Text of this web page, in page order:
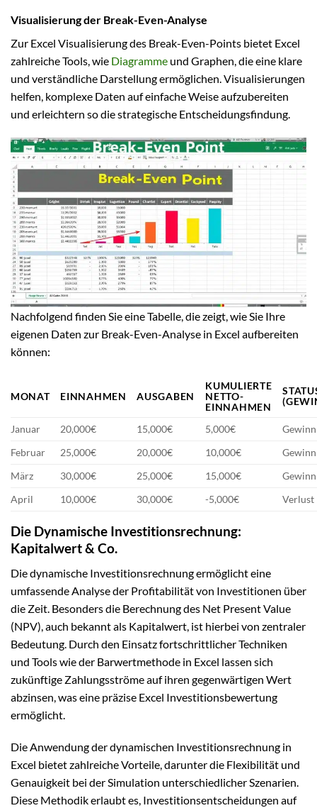
Visualisierung der Break-Even-Analyse
Zur Excel Visualisierung des Break-Even-Points bietet Excel
zahlreiche Tools, wie Diagramme und Graphen, die eine klare
und verständliche Darstellung ermöglichen. Visualisierungen
helfen, komplexe Daten auf einfache Weise aufzubereiten
und erleichtern so die strategische Entscheidungsfindung.
Nachfolgend finden Sie eine Tabelle, die zeigt, wie Sie Ihre
eigenen Daten zur Break-Even-Analyse in Excel aufbereiten
können:
MONAT EINNAHMEN AUSGABEN
KUMULIERTE
NETTO-
EINNAHMEN
Januar 20,000€ 15,000€ 5,000€
Gewinn
Februar
25,000€ 20,000€ 10,000€
Gewinn
März
30,000€ 25,000€ 15,000€
Gewinn
April
10,000€ 30,000€ -5,000€ Verlust
Die Dynamische Investitionsrechnung:
Kapitalwert & Co.
Die dynamische Investitionsrechnung ermöglicht eine
umfassende Analyse der Profitabilität von Investitionen über
die Zeit. Besonders die Berechnung des Net Present Value
(NPV), auch bekannt als Kapitalwert, ist hierbei von zentraler
Bedeutung. Durch den Einsatz fortschrittlicher Techniken
und Tools wie der Barwertmethode in Excel lassen sich
zukünftige Zahlungsströme auf ihren gegenwärtigen Wert
abzinsen, was eine präzise Excel Investitionsbewertung
ermöglicht.
Die Anwendung der dynamischen Investitionsrechnung in
Excel bietet zahlreiche Vorteile, darunter die Flexibilität und
Genauigkeit bei der Simulation unterschiedlicher Szenarien.
Diese Methodik erlaubt es, Investitionsentscheidungen auf